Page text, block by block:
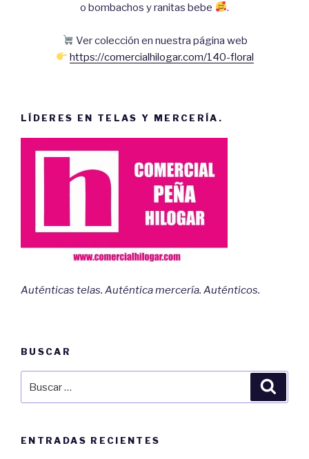
o bombachos y ranitas bebe
.
Ver colección en nuestra página web
https://comercialhilogar.com/140-floral
LÍDERES EN TELAS Y MERCERÍA.
Auténticas telas. Auténtica mercería. Auténticos.
BUSCAR
ENTRADAS RECIENTES